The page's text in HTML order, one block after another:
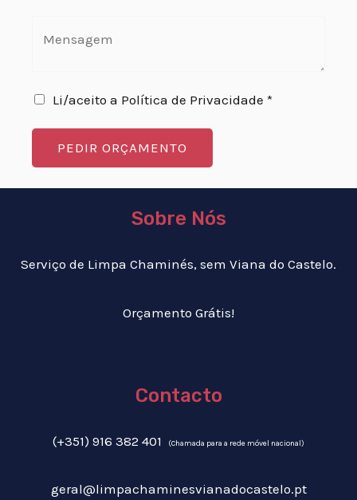
Li/aceito a Política de Privacidade *
PEDIR ORÇAMENTO
Sobre Nós
Serviço de Limpa Chaminés, sem Viana do Castelo.
Orçamento Grátis!
Contacto
(+351) 916 382 401 (Chamada para a rede móvel nacional)
geral@limpachaminesvianadocastelo.pt